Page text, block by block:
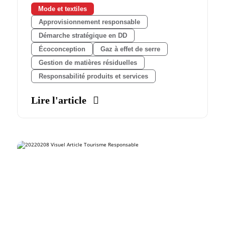
Mode et textiles
Approvisionnement responsable
Démarche stratégique en DD
Écoconception
Gaz à effet de serre
Gestion de matières résiduelles
Responsabilité produits et services
Lire l'article